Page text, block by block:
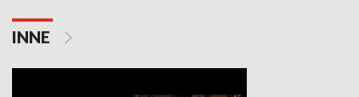
INNE